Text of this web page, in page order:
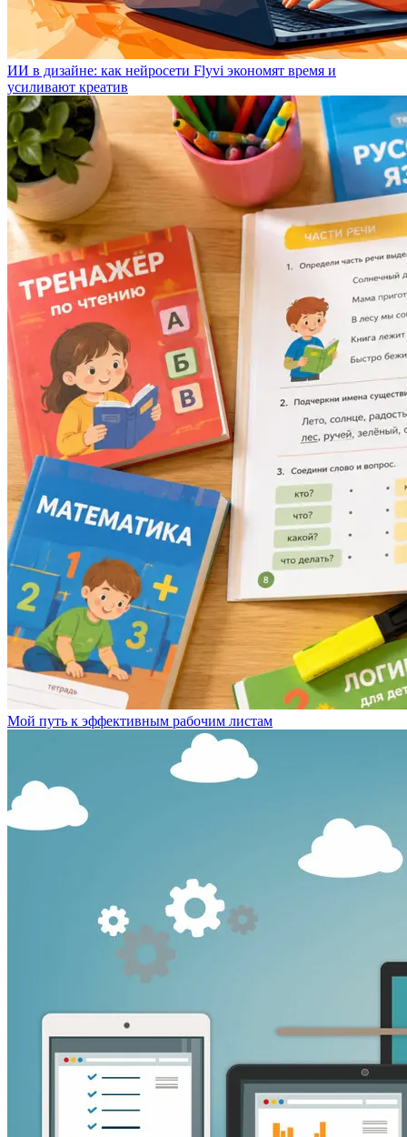
ИИ в дизайне: как нейросети Flyvi экономят время и
усиливают креатив
Мой путь к эффективным рабочим листам